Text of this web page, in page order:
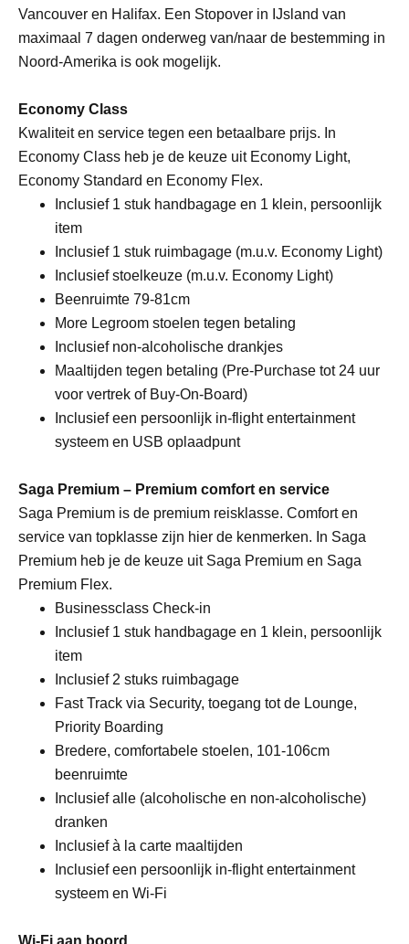
Vancouver en Halifax. Een Stopover in IJsland van
maximaal 7 dagen onderweg van/naar de bestemming in
Noord-Amerika is ook mogelijk.
Economy Class
Kwaliteit en service tegen een betaalbare prijs. In
Economy Class heb je de keuze uit Economy Light,
Economy Standard en Economy Flex.
Inclusief 1 stuk handbagage en 1 klein, persoonlijk
item
Inclusief 1 stuk ruimbagage (m.u.v. Economy Light)
Inclusief stoelkeuze (m.u.v. Economy Light)
Beenruimte 79-81cm
More Legroom stoelen tegen betaling
Inclusief non-alcoholische drankjes
Maaltijden tegen betaling (Pre-Purchase tot 24 uur
voor vertrek of Buy-On-Board)
Inclusief een persoonlijk in-flight entertainment
systeem en USB oplaadpunt
Saga Premium – Premium comfort en service
Saga Premium is de premium reisklasse. Comfort en
service van topklasse zijn hier de kenmerken. In Saga
Premium heb je de keuze uit Saga Premium en Saga
Premium Flex.
Businessclass Check-in
Inclusief 1 stuk handbagage en 1 klein, persoonlijk
item
Inclusief 2 stuks ruimbagage
Fast Track via Security, toegang tot de Lounge,
Priority Boarding
Bredere, comfortabele stoelen, 101-106cm
beenruimte
Inclusief alle (alcoholische en non-alcoholische)
dranken
Inclusief à la carte maaltijden
Inclusief een persoonlijk in-flight entertainment
systeem en Wi-Fi
Wi-Fi aan boord